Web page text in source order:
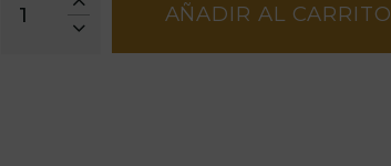
AÑADIR AL CARRITO